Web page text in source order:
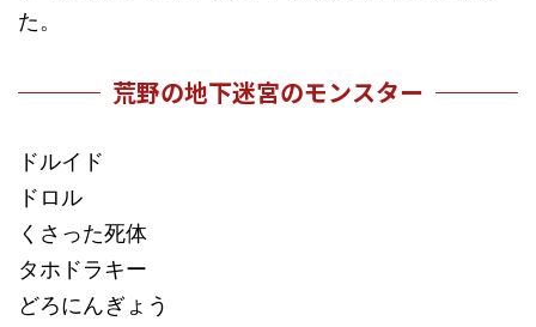
た。
荒野の地下迷宮のモンスター
ドルイド
ドロル
くさった死体
タホドラキー
どろにんぎょう